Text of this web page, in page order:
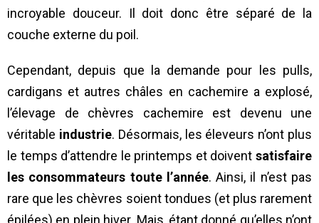
incroyable douceur. Il doit donc être séparé de la
couche externe du poil.
Cependant, depuis que la demande pour les pulls,
cardigans et autres châles en cachemire a explosé,
l’élevage de chèvres cachemire est devenu une
véritable industrie. Désormais, les éleveurs n’ont plus
le temps d’attendre le printemps et doivent satisfaire
les consommateurs toute l’année. Ainsi, il n’est pas
rare que les chèvres soient tondues (et plus rarement
épilées) en plein hiver. Mais, étant donné qu’elles n’ont